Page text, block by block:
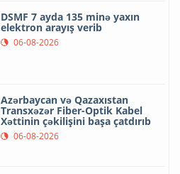
DSMF 7 ayda 135 minə yaxın
elektron arayış verib
06-08-2026
Azərbaycan və Qazaxıstan
Transxəzər Fiber-Optik Kabel
Xəttinin çəkilişini başa çatdırıb
06-08-2026